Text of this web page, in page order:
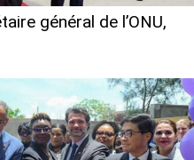
général de l’ONU,